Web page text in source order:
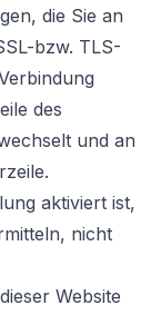
die Sie an
bzw. TLS-
des
und an
aktiviert ist,
nicht
Website